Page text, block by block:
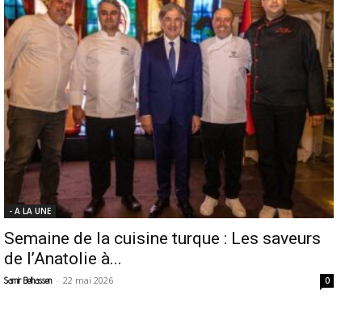
- A LA UNE
Semaine de la cuisine turque : Les saveurs
de l’Anatolie à...
Samir Belhassen - 22 mai 2026 0